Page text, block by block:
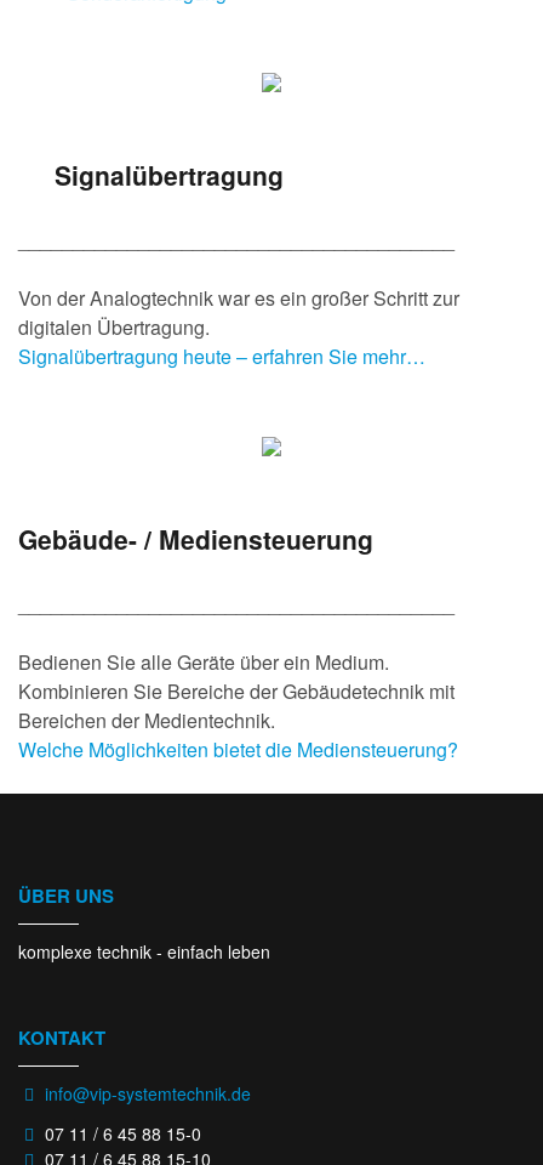
Signalübertragung
Von der Analogtechnik war es ein großer Schritt zur
digitalen Übertragung.
Signalübertragung heute – erfahren Sie mehr…
Gebäude- / Mediensteuerung
Bedienen Sie alle Geräte über ein Medium.
Kombinieren Sie Bereiche der Gebäudetechnik mit
Bereichen der Medientechnik.
Welche Möglichkeiten bietet die Mediensteuerung?
ÜBER UNS
komplexe technik - einfach leben
KONTAKT
info@vip-systemtechnik.de
07 11 / 6 45 88 15-0
07 11 / 6 45 88 15-10